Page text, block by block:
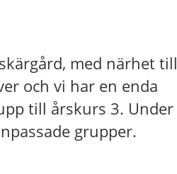
med närhet till
och vi har en enda
till årskurs 3. Under
grupper.